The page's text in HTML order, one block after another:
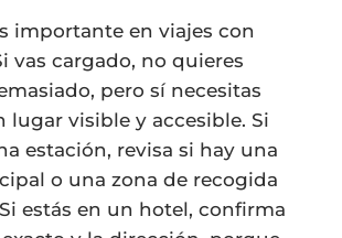
importante en viajes con
vas cargado, no quieres
pero sí necesitas
lugar visible y accesible. Si
estación, revisa si hay una
o una zona de recogida
estás en un hotel, confirma